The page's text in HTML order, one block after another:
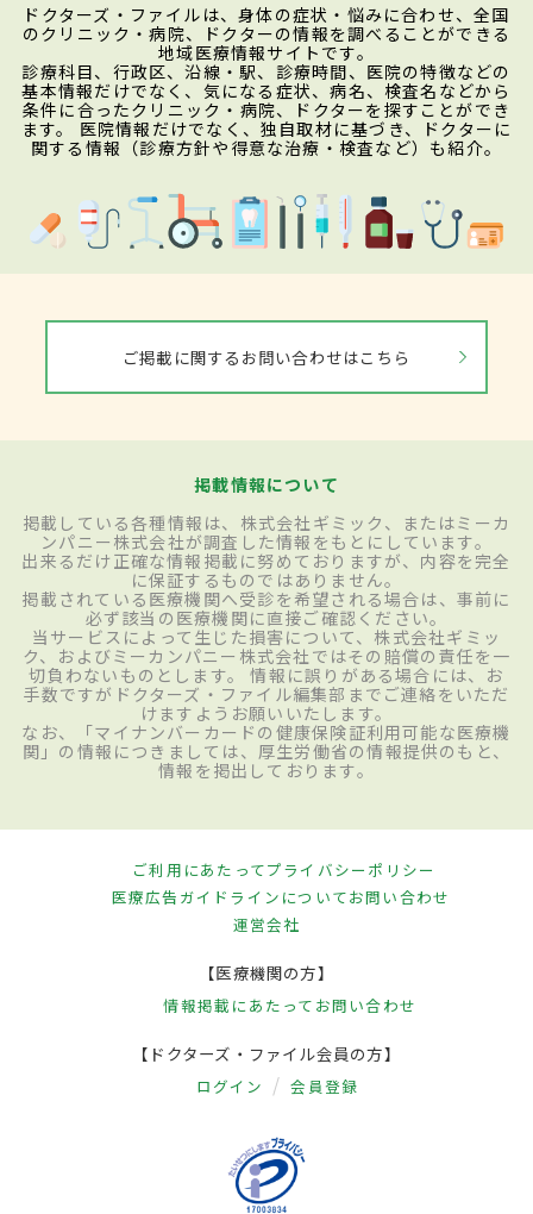
ドクターズ・ファイルは、身体の症状・悩みに合わせ、全国
のクリニック・病院、ドクターの情報を調べることができる
地域医療情報サイトです。
診療科目、行政区、沿線・駅、診療時間、医院の特徴などの
基本情報だけでなく、気になる症状、病名、検査名などから
条件に合ったクリニック・病院、ドクターを探すことができ
ます。 医院情報だけでなく、独自取材に基づき、ドクターに
関する情報（診療方針や得意な治療・検査など）も紹介。
ご掲載に関するお問い合わせはこちら
掲載情報について
掲載している各種情報は、株式会社ギミック、またはミーカ
ンパニー株式会社が調査した情報をもとにしています。
出来るだけ正確な情報掲載に努めておりますが、内容を完全
に保証するものではありません。
掲載されている医療機関へ受診を希望される場合は、事前に
必ず該当の医療機関に直接ご確認ください。
当サービスによって生じた損害について、株式会社ギミッ
ク、およびミーカンパニー株式会社ではその賠償の責任を一
切負わないものとします。 情報に誤りがある場合には、お
手数ですがドクターズ・ファイル編集部までご連絡をいただ
けますようお願いいたします。
なお、「マイナンバーカードの健康保険証利用可能な医療機
関」の情報につきましては、厚生労働省の情報提供のもと、
情報を掲出しております。
ご利用にあたってプライバシーポリシー
医療広告ガイドラインについてお問い合わせ
運営会社
【医療機関の方】
情報掲載にあたって お問い合わせ
【ドクターズ・ファイル会員の方】
ログイン 会員登録